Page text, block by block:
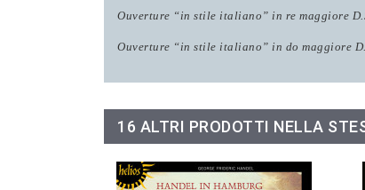
Ouverture “in stile italiano” in re maggiore
Ouverture “in stile italiano” in do maggiore
16 ALTRI PRODOTTI NELLA